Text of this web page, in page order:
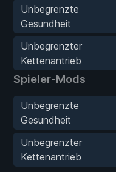
Unbegrenzte
Gesundheit
Unbegrenzter
Kettenantrieb
Spieler-Mods
Unbegrenzte
Gesundheit
Unbegrenzter
Kettenantrieb